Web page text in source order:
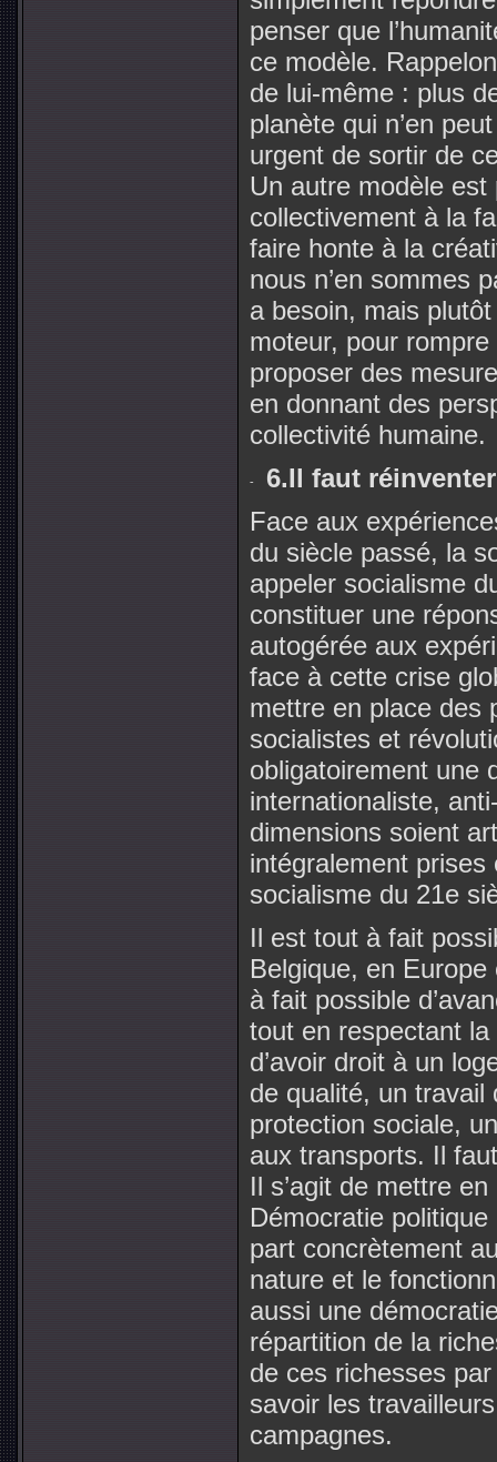
penser que
ce modèle.
de lui-même : plus
planète qui n’en
urgent de sortir de
Un autre modèle
collectivement à la
faire honte à la
nous n’en sommes
a besoin, mais
moteur, pour
proposer des
en donnant des
collectivité humaine.
6.Il faut
Face aux
du siècle passé, la
appeler socialisme
constituer une
autogérée aux
face à cette crise
mettre en place des
socialistes et
obligatoirement une
internationaliste,
dimensions soient
intégralement
socialisme du 21e
Il est tout à fait
Belgique, en
à fait possible
tout en respectant
d’avoir droit à un
de qualité, un travail
protection sociale,
aux transports. Il
Il s’agit de mettre
Démocratie
part concrètement
nature et le
aussi une
répartition de la
de ces richesses
savoir les
campagnes.